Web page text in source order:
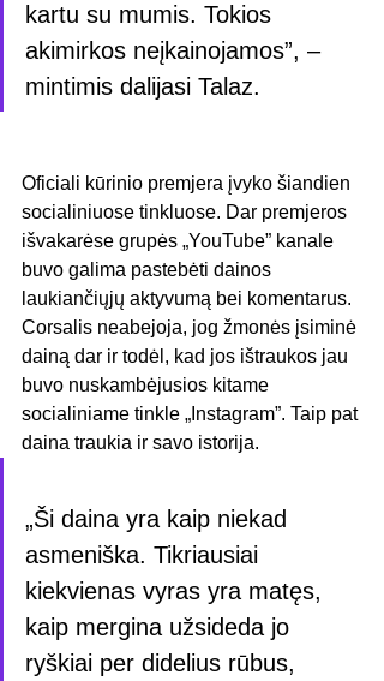
kartu su mumis. Tokios
akimirkos neįkainojamos”, –
mintimis dalijasi Talaz.
Oficiali kūrinio premjera įvyko šiandien
socialiniuose tinkluose. Dar premjeros
išvakarėse grupės „YouTube” kanale
buvo galima pastebėti dainos
laukiančiųjų aktyvumą bei komentarus.
Corsalis neabejoja, jog žmonės įsiminė
dainą dar ir todėl, kad jos ištraukos jau
buvo nuskambėjusios kitame
socialiniame tinkle „Instagram”. Taip pat
daina traukia ir savo istorija.
„Ši daina yra kaip niekad
asmeniška. Tikriausiai
kiekvienas vyras yra matęs,
kaip mergina užsideda jo
ryškiai per didelius rūbus,